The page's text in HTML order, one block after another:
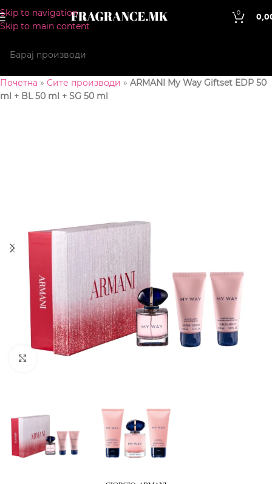
Skip to navigation
Skip to main content
0
Почетна » Сите производи » ARMANI My Way Giftset EDP 50
ml + BL 50 ml + SG 50 ml
CLICK TO ENLARGE